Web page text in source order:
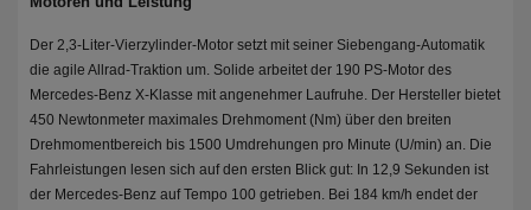
Der 2,3-Liter-Vierzylinder-Motor setzt mit seiner Siebengang-Automatik
die agile Allrad-Traktion um. Solide arbeitet der 190 PS-Motor des
Mercedes-Benz X-Klasse mit angenehmer Laufruhe. Der Hersteller bietet
450 Newtonmeter maximales Drehmoment (Nm) über den breiten
Drehmomentbereich bis 1500 Umdrehungen pro Minute (U/min) an. Die
Fahrleistungen lesen sich auf den ersten Blick gut: In 12,9 Sekunden ist
der Mercedes-Benz auf Tempo 100 getrieben. Bei 184 km/h endet der